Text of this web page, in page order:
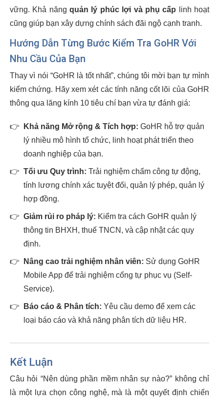
vững. Khả năngquản lý phúc lợi và phụ cấp linh hoạt
cũng giúp bạn xây dựng chính sách đãi ngộ cạnh tranh.
Hướng Dẫn Từng Bước Kiểm Tra GoHR Với
Nhu Cầu Của Bạn
Thay vì nói “GoHR là tốt nhất”, chúng tôi mời bạn tự mình
kiểm chứng. Hãy xem xét các tính năng cốt lõi của GoHR
thông qua lăng kính 10 tiêu chí bạn vừa tự đánh giá:
👉 Khả năng Mở rộng & Tích hợp: GoHR hỗ trợ quản
lý nhiều mô hình tổ chức, linh hoạt phát triển theo
doanh nghiệp của bạn.
👉 Tối ưu Quy trình: Trải nghiệm chấm công tự động,
tính lương chính xác tuyệt đối, quản lý phép, quản lý
hợp đồng.
👉 Giảm rủi ro pháp lý: Kiểm tra cách GoHR quản lý
thông tin BHXH, thuế TNCN, và cập nhật các quy
định.
👉 Nâng cao trải nghiệm nhân viên: Sử dụng GoHR
Mobile App để trải nghiệm cổng tự phục vụ (Self-
Service).
👉 Báo cáo & Phân tích: Yêu cầu demo để xem các
loại báo cáo và khả năng phân tích dữ liệu HR.
Kết Luận
Câu hỏi “Nên dùng phần mềm nhân sự nào?” không chỉ
là một lựa chọn công nghệ, mà là một quyết định chiến